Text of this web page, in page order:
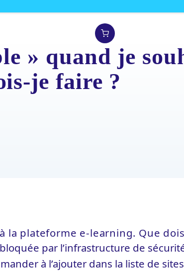
» quand je
je faire ?
la plateforme e-learning. Que
par l’infrastructure de
à l’ajouter dans la liste de